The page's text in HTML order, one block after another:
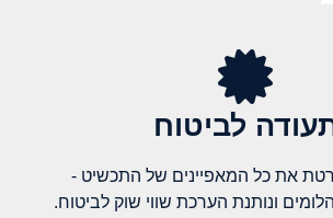
לביטוח
את כל המאפיינים של התכשיט -
ונותנת הערכת שווי שוק לביטוח.